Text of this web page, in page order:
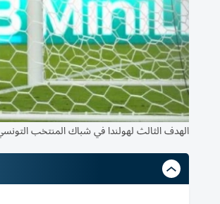
الهدف الثالث لهولندا في شباك المنتخب